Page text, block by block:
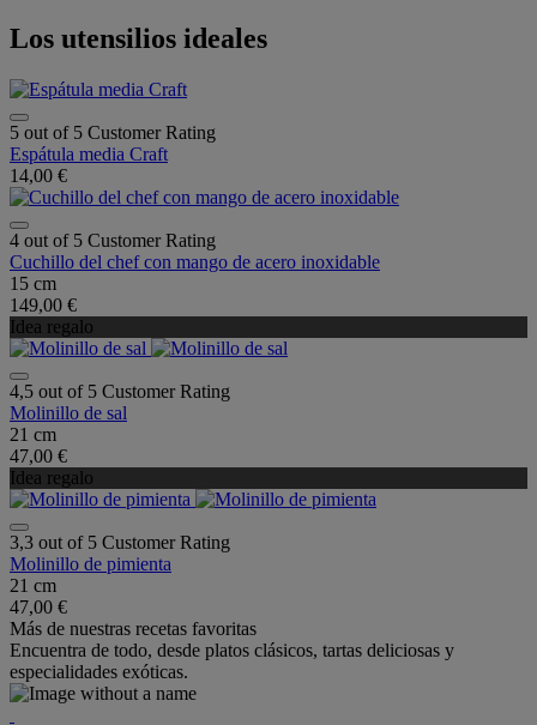
Los utensilios ideales
5 out of 5 Customer Rating
Espátula media Craft
14,00 €
4 out of 5 Customer Rating
Cuchillo del chef con mango de acero inoxidable
15 cm
149,00 €
Idea regalo
4,5 out of 5 Customer Rating
Molinillo de sal
21 cm
47,00 €
Idea regalo
3,3 out of 5 Customer Rating
Molinillo de pimienta
21 cm
47,00 €
Más de nuestras recetas favoritas
Encuentra de todo, desde platos clásicos, tartas deliciosas y
especialidades exóticas.